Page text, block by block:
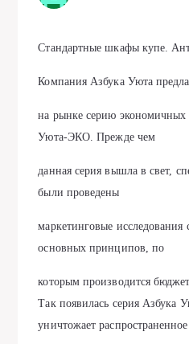
Стандартные шкафы купе.
Компания Азбука Уюта
на рынке серию
Уюта-ЭКО. Прежде чем
данная серия вышла в свет,
были проведены
маркетинговые исследования
основных принципов, по
которым производится
Так появилась серия Азбука
уничтожает распространенное